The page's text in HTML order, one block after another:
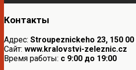
Контакты
Адрес: Stroupeznickeho 23, 150
Сайт: www.kralovstvi-zeleznic.cz
Время работы: с 9:00 до 19:00